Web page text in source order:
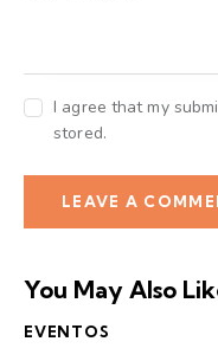
I agree that my
stored.
You May Also
EVENTOS